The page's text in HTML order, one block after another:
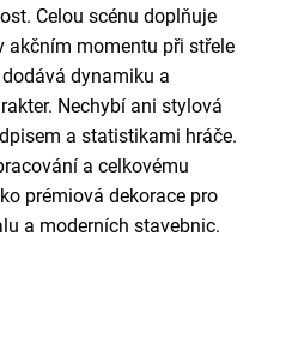
Celou scénu doplňuje
akčním momentu při střele
dynamiku a
Nechybí ani stylová
a statistikami hráče.
a celkovému
prémiová dekorace pro
a moderních stavebnic.